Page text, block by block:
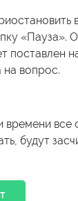
«Пауза».
поставлен
на вопрос.
времени все
будут